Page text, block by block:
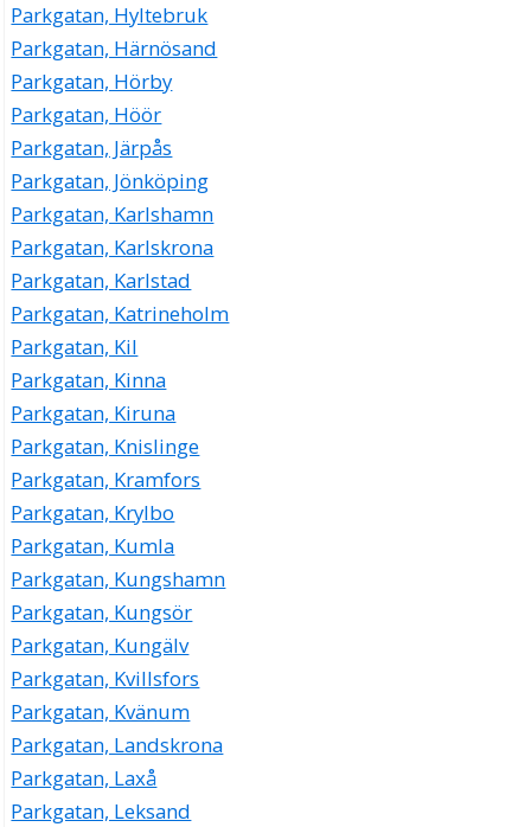
Parkgatan, Hyltebruk
Parkgatan, Härnösand
Parkgatan, Hörby
Parkgatan, Höör
Parkgatan, Järpås
Parkgatan, Jönköping
Parkgatan, Karlshamn
Parkgatan, Karlskrona
Parkgatan, Karlstad
Parkgatan, Katrineholm
Parkgatan, Kil
Parkgatan, Kinna
Parkgatan, Kiruna
Parkgatan, Knislinge
Parkgatan, Kramfors
Parkgatan, Krylbo
Parkgatan, Kumla
Parkgatan, Kungshamn
Parkgatan, Kungsör
Parkgatan, Kungälv
Parkgatan, Kvillsfors
Parkgatan, Kvänum
Parkgatan, Landskrona
Parkgatan, Laxå
Parkgatan, Leksand